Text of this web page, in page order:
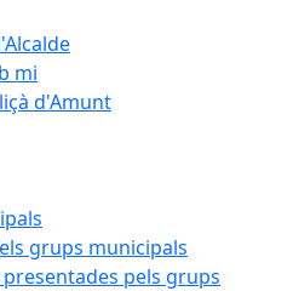
mi
d'Amunt
grups municipals
pels grups